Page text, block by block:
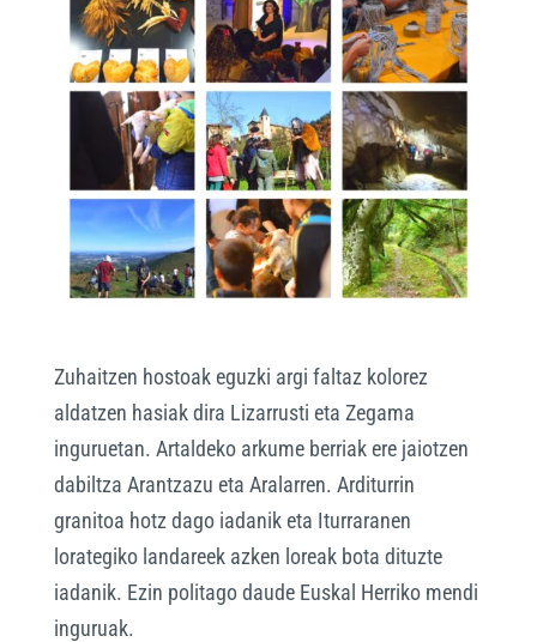
Zuhaitzen hostoak eguzki argi faltaz kolorez
aldatzen hasiak dira Lizarrusti eta Zegama
inguruetan. Artaldeko arkume berriak ere jaiotzen
dabiltza Arantzazu eta Aralarren. Arditurrin
granitoa hotz dago iadanik eta Iturraranen
lorategiko landareek azken loreak bota dituzte
iadanik. Ezin politago daude Euskal Herriko mendi
inguruak.